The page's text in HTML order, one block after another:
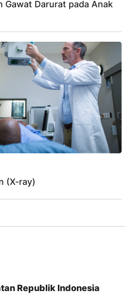
Gawat Darurat pada Anak
(X-ray)
Republik Indonesia